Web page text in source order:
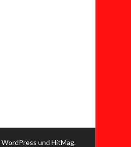
WordPress und HitMag.